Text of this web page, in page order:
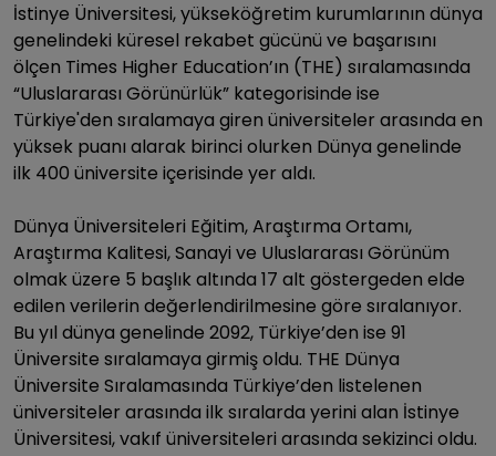
İstinye Üniversitesi, yükseköğretim kurumlarının dünya
genelindeki küresel rekabet gücünü ve başarısını
ölçen Times Higher Education’ın (THE) sıralamasında
“Uluslararası Görünürlük” kategorisinde ise
Türkiye'den sıralamaya giren üniversiteler arasında en
yüksek puanı alarak birinci olurken Dünya genelinde
ilk 400 üniversite içerisinde yer aldı.
Dünya Üniversiteleri Eğitim, Araştırma Ortamı,
Araştırma Kalitesi, Sanayi ve Uluslararası Görünüm
olmak üzere 5 başlık altında 17 alt göstergeden elde
edilen verilerin değerlendirilmesine göre sıralanıyor.
Bu yıl dünya genelinde 2092, Türkiye’den ise 91
Üniversite sıralamaya girmiş oldu. THE Dünya
Üniversite Sıralamasında Türkiye’den listelenen
üniversiteler arasında ilk sıralarda yerini alan İstinye
Üniversitesi, vakıf üniversiteleri arasında sekizinci oldu.